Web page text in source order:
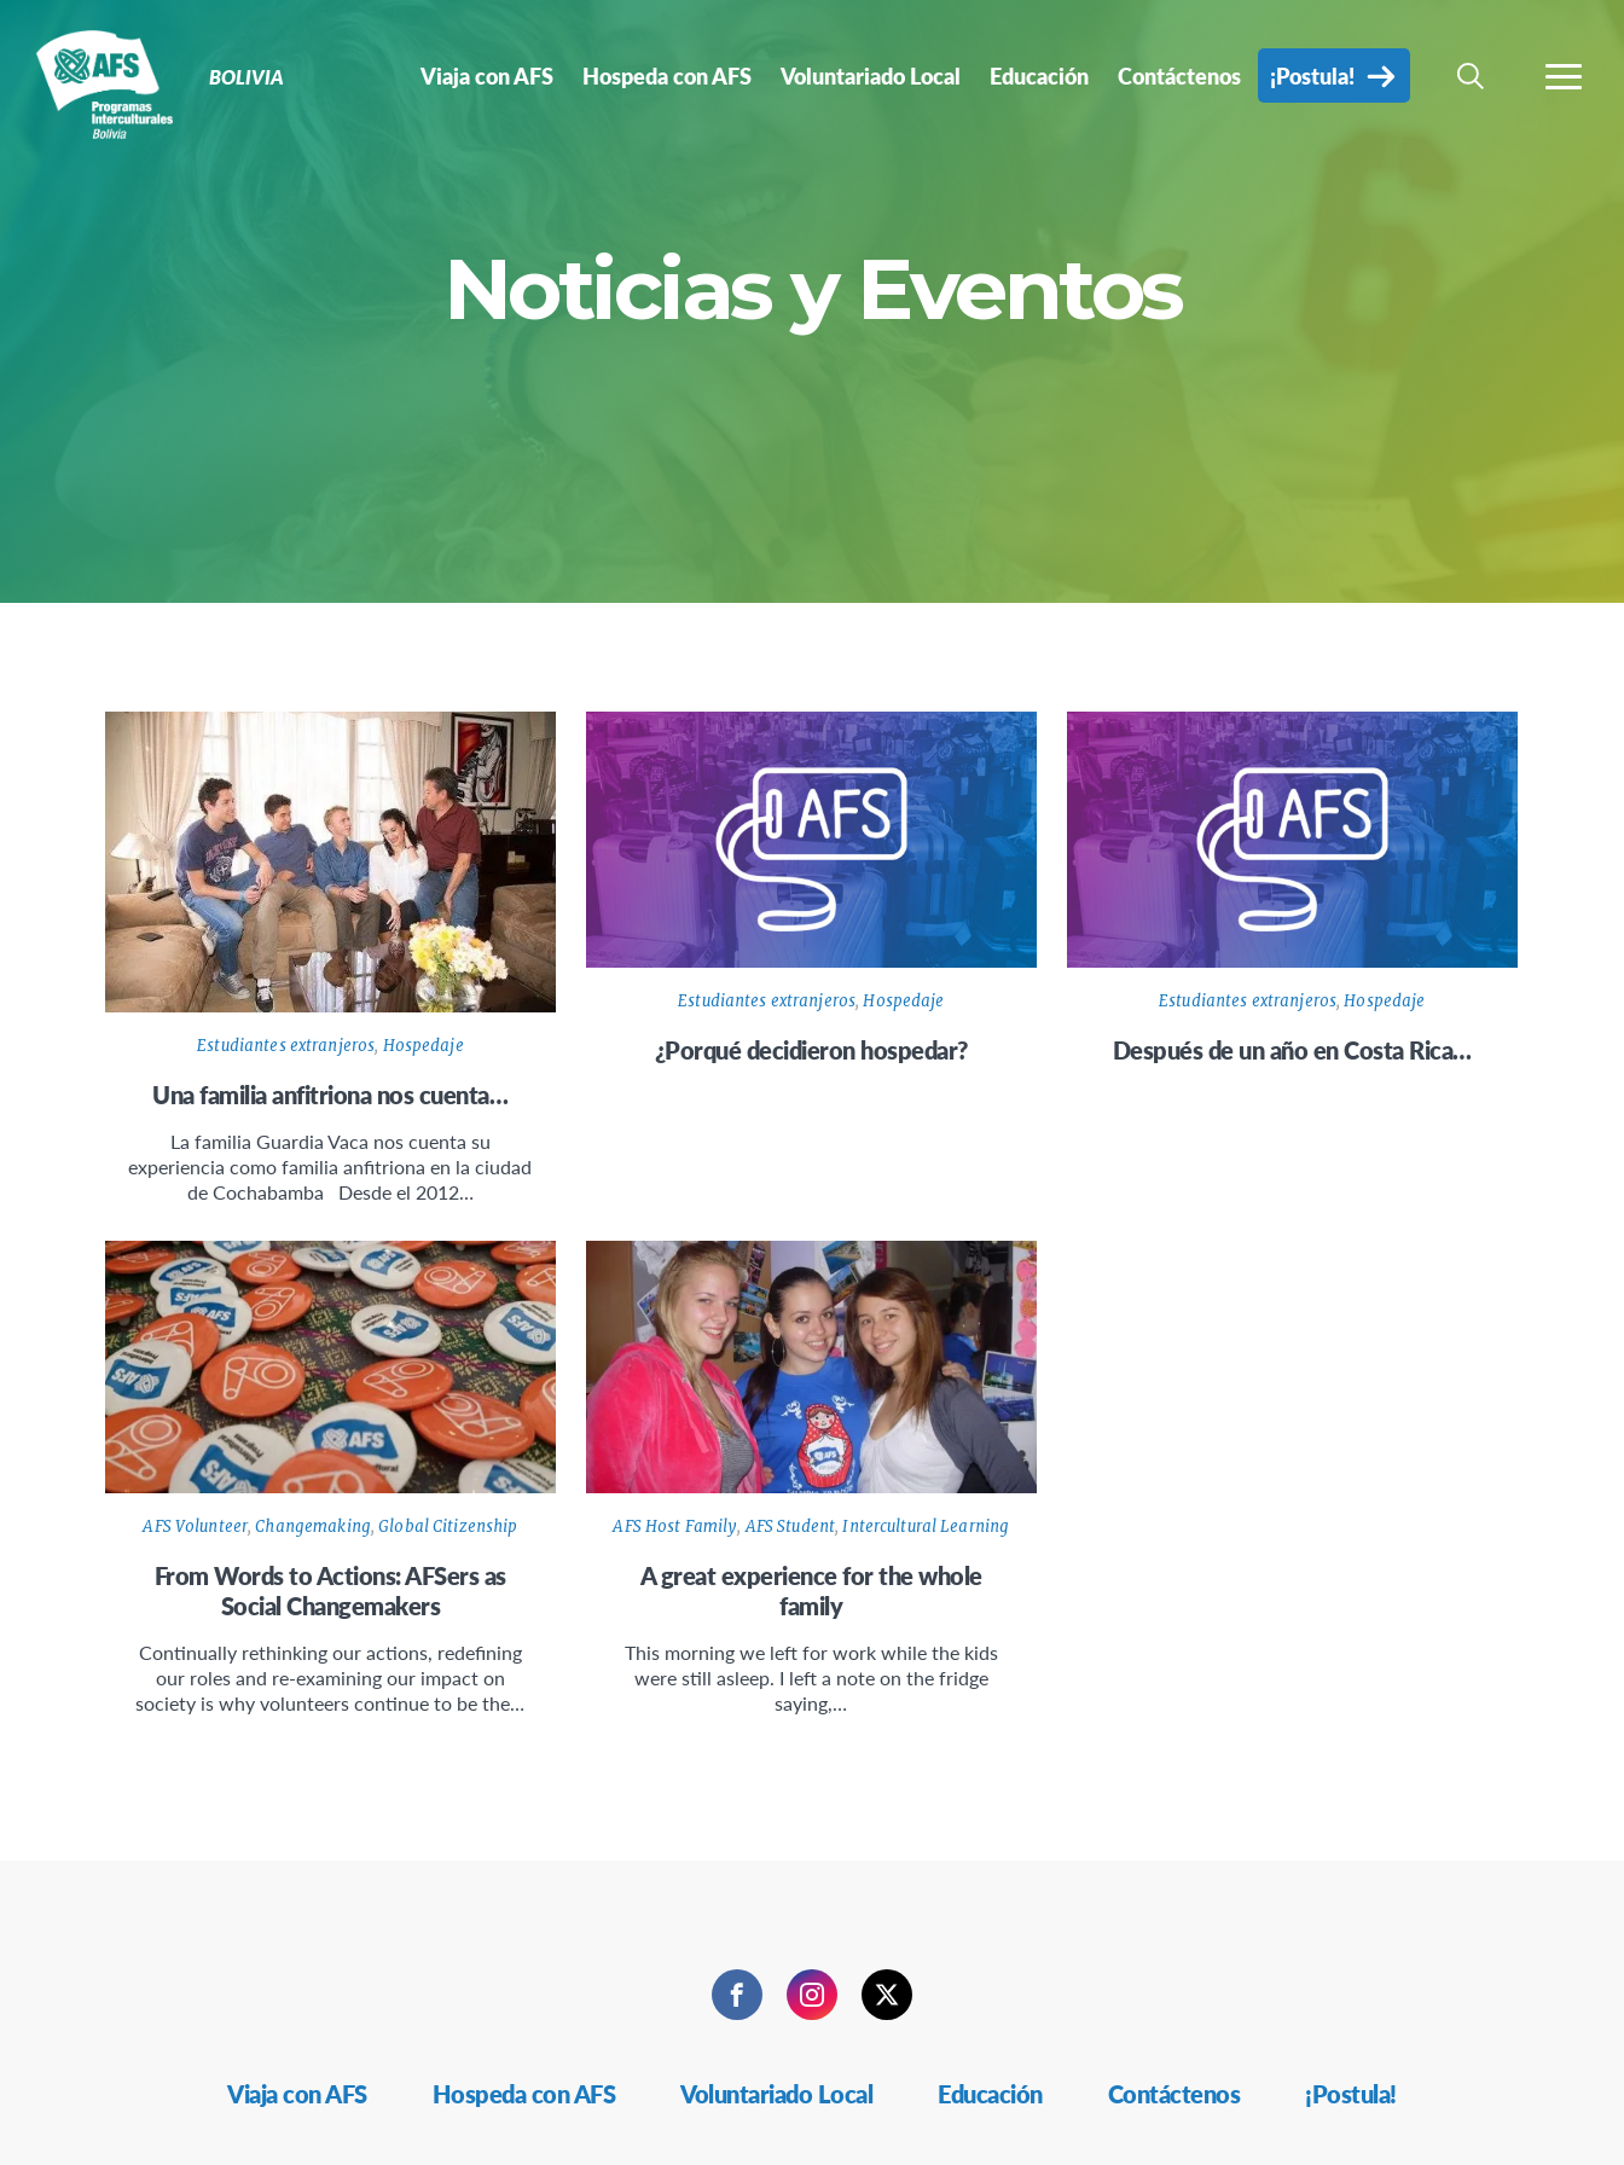
BOLIVIA Viaja con AFS Hospeda con AFS Voluntariado Local Educación Contáctenos ¡Postula!
BÚSQUEDA
MÁS
Noticias y Eventos
Estudiantes extranjeros, Hospedaje
Una familia anfitriona nos cuenta…
La familia Guardia Vaca nos cuenta su
experiencia como familia anfitriona en la ciudad
de Cochabamba Desde el 2012…
Estudiantes extranjeros,Hospedaje
¿Porqué decidieron hospedar?
Estudiantes extranjeros,Hospedaje
Después de un año en Costa Rica…
AFS Volunteer,Changemaking,Global Citizenship
From Words to Actions: AFSers as
Social Changemakers
Continually rethinking our actions, redefining
our roles and re-examining our impact on
society is why volunteers continue to be the…
AFS Host Family,AFS Student,Intercultural Learning
A great experience for the whole
family
This morning we left for work while the kids
were still asleep. I left a note on the fridge
saying,…
FacebookInstagramTwitter
Viaja con AFS Hospeda con AFS Voluntariado Local Educación Contáctenos ¡Postula!